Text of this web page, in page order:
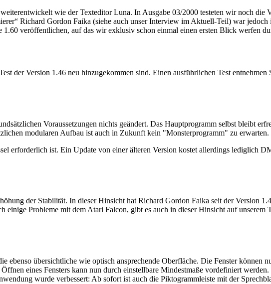
wie der Texteditor Luna. In Ausgabe 03/2000 testeten wir noch die
Richard Gordon Faika (siehe auch unser Interview im Aktuell-Teil) war
veröffentlichen, auf das wir exklusiv schon einmal einen ersten Blick werfen
der Version 1.46 neu hinzugekommen sind. Einen ausführlichen Test entnehmen
Voraussetzungen nichts geändert. Das Hauptprogramm selbst bleibt
modularen Aufbau ist auch in Zukunft kein "Monsterprogramm" zu erwarten.
erforderlich ist. Ein Update von einer älteren Version kostet allerdings lediglich
der Stabilität. In dieser Hinsicht hat Richard Gordon Faika seit der Version
Probleme mit dem Atari Falcon, gibt es auch in dieser Hinsicht auf unserem
übersichtliche wie optisch ansprechende Oberfläche. Die Fenster können
eines Fensters kann nun durch einstellbare Mindestmaße vordefiniert
wurde verbessert: Ab sofort ist auch die Piktogrammleiste mit der